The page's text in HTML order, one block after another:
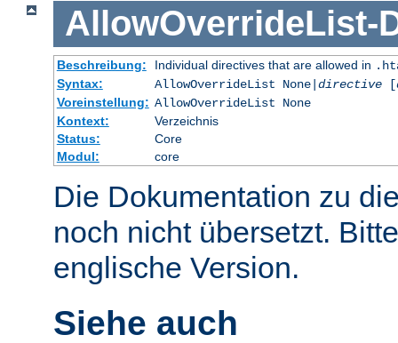
AllowOverrideList-
Beschreibung: Individual directives that are allowed in
Syntax:
AllowOverrideList None| directive[
Voreinstellung: AllowOverrideList None
Kontext:
Verzeichnis
Status:
Core
Modul:
core
Die Dokumentation zu
noch nicht übersetzt.
englische Version.
Siehe auch